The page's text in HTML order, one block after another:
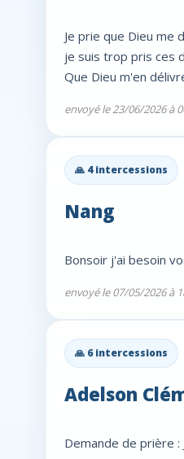
Je prie que Dieu me
je suis trop pris ces
Que Dieu m'en
envoyé le 23/06/2026 à
🙏 4 intercessions
Nang
Bonsoir j'ai besoin
envoyé le 07/05/2026 à
🙏 6 intercessions
Adelson
Demande de prière